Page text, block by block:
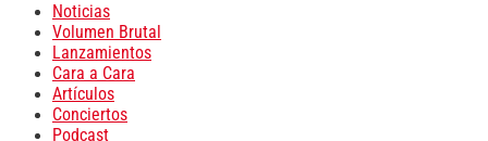
Noticias
Volumen Brutal
Lanzamientos
Cara a Cara
Artículos
Conciertos
Podcast